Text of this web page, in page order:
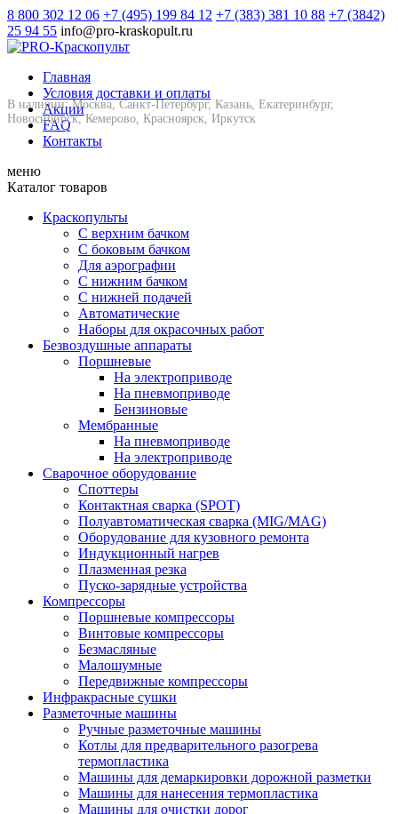
8 800 302 12 06 +7 (495) 199 84 12 +7 (383) 381 10 88 +7 (3842)
25 94 55 info@pro-kraskopult.ru
Главная
Условия доставки и оплаты
Акции
FAQ
Контакты
меню
Каталог товаров
Краскопульты
С верхним бачком
С боковым бачком
Для аэрографии
С нижним бачком
С нижней подачей
Автоматические
Наборы для окрасочных работ
Безвоздушные аппараты
Поршневые
На электроприводе
На пневмоприводе
Бензиновые
Мембранные
На пневмоприводе
На электроприводе
Сварочное оборудование
Споттеры
Контактная сварка (SPOT)
Полуавтоматическая сварка (MIG/MAG)
Оборудование для кузовного ремонта
Индукционный нагрев
Плазменная резка
Пуско-зарядные устройства
Компрессоры
Поршневые компрессоры
Винтовые компрессоры
Безмасляные
Малошумные
Передвижные компрессоры
Инфракрасные сушки
Разметочные машины
Ручные разметочные машины
Котлы для предварительного разогрева
термопластика
Машины для демаркировки дорожной разметки
Машины для нанесения термопластика
Машины для очистки дорог
В наличии: Москва, Санкт-Петербург, Казань, Екатеринбург,
Новосибирск, Кемерово, Красноярск, Иркутск